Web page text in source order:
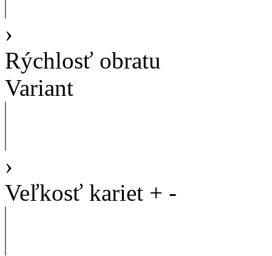
›
Rýchlosť obratu
Variant
›
Veľkosť kariet + -